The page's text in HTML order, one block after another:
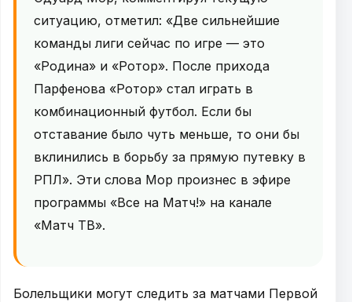
ситуацию, отметил: «Две сильнейшие
команды лиги сейчас по игре — это
«Родина» и «Ротор». После прихода
Парфенова «Ротор» стал играть в
комбинационный футбол. Если бы
отставание было чуть меньше, то они бы
вклинились в борьбу за прямую путевку в
РПЛ». Эти слова Мор произнес в эфире
программы «Все на Матч!» на канале
«Матч ТВ».
Болельщики могут следить за матчами Первой